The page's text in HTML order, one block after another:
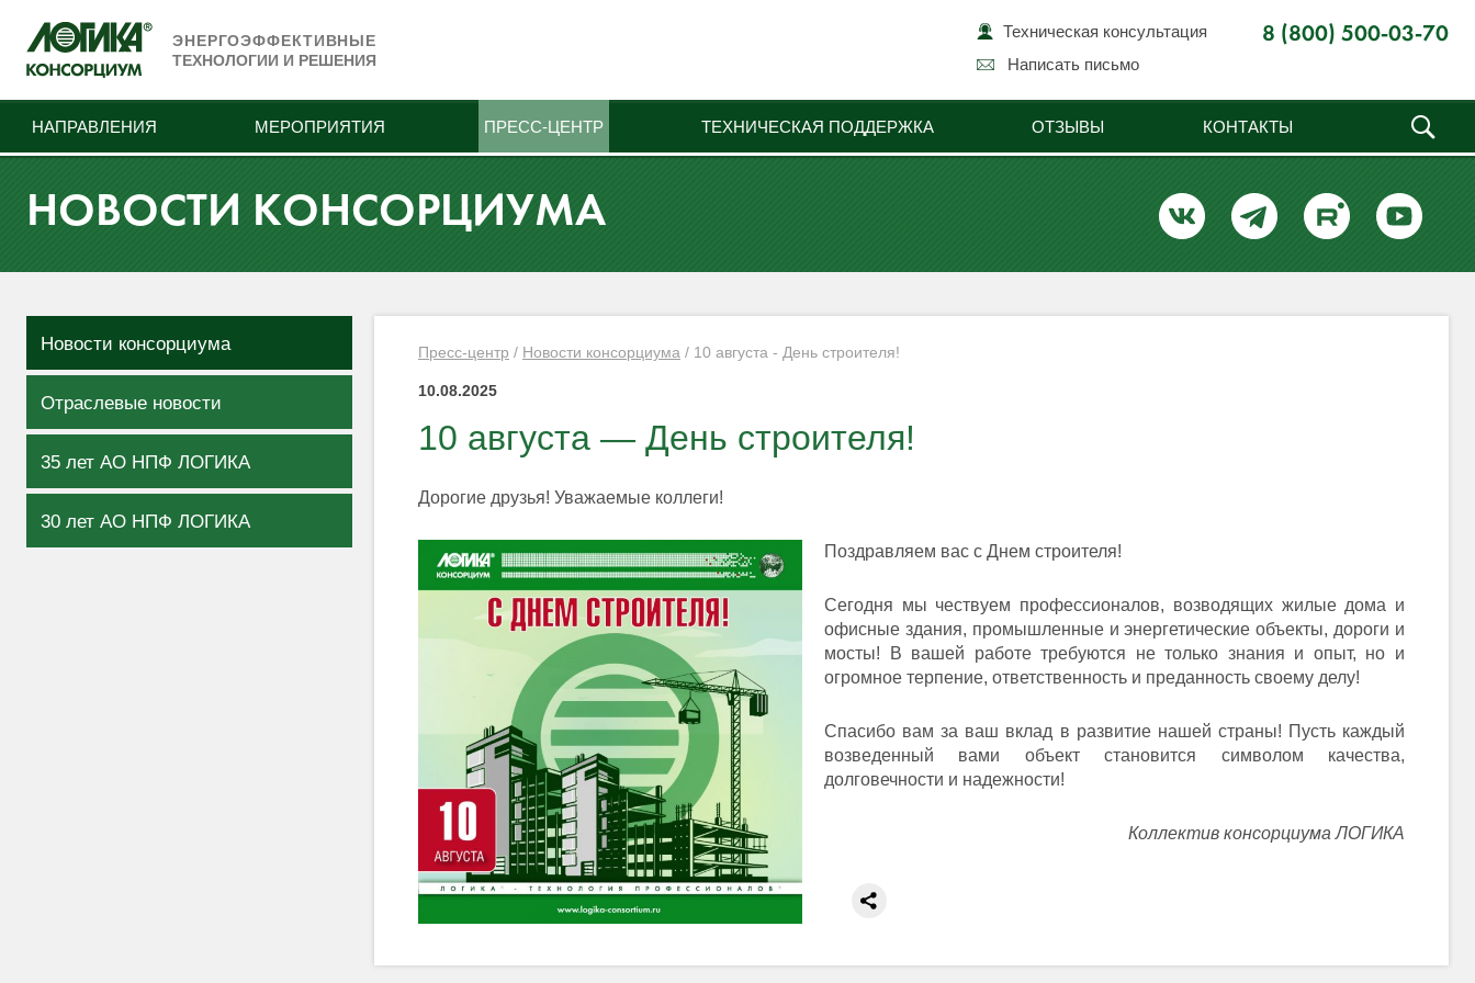
ЭНЕРГОЭФФЕКТИВНЫЕ
ТЕХНОЛОГИИ И РЕШЕНИЯ
8 (800) 500-03-70
Техническая консультация
Написать письмо
НАПРАВЛЕНИЯ МЕРОПРИЯТИЯ ПРЕСС-ЦЕНТР ТЕХНИЧЕСКАЯ ПОДДЕРЖКА ОТЗЫВЫ КОНТАКТЫ
НОВОСТИ КОНСОРЦИУМА
Новости консорциума
Отраслевые новости
35 лет АО НПФ ЛОГИКА
30 лет АО НПФ ЛОГИКА
Пресс-центр / Новости консорциума / 10 августа - День строителя!
10.08.2025
10 августа — День строителя!
Дорогие друзья! Уважаемые коллеги!
Поздравляем вас с Днем строителя!
Сегодня мы чествуем профессионалов, возводящих жилые дома и
офисные здания, промышленные и энергетические объекты, дороги и
мосты! В вашей работе требуются не только знания и опыт, но и
огромное терпение, ответственность и преданность своему делу!
Спасибо вам за ваш вклад в развитие нашей страны! Пусть каждый
возведенный вами объект становится символом качества,
долговечности и надежности!
Коллектив консорциума ЛОГИКА